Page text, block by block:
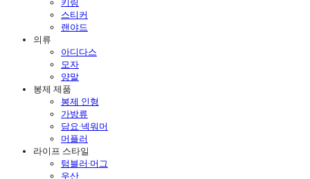
키링
스티커
랜야드
의류
아디다스
모자
양말
봉제 제품
봉제 인형
가방류
담요·넥워머
머플러
라이프 스타일
텀블러·머그
우산